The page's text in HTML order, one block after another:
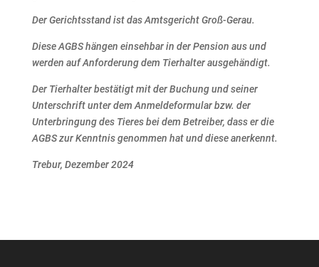
Der Gerichtsstand ist das Amtsgericht Groß-Gerau.
Diese AGBS hängen einsehbar in der Pension aus und
werden auf Anforderung dem Tierhalterausgehändigt.
Der Tierhalter bestätigt mit der Buchung und seiner
Unterschrift unter dem Anmeldeformular bzw. der
Unterbringung des Tieres bei dem Betreiber, dass er die
AGBS zur Kenntnis genommen hat und dieseanerkennt.
Trebur, Dezember 2024